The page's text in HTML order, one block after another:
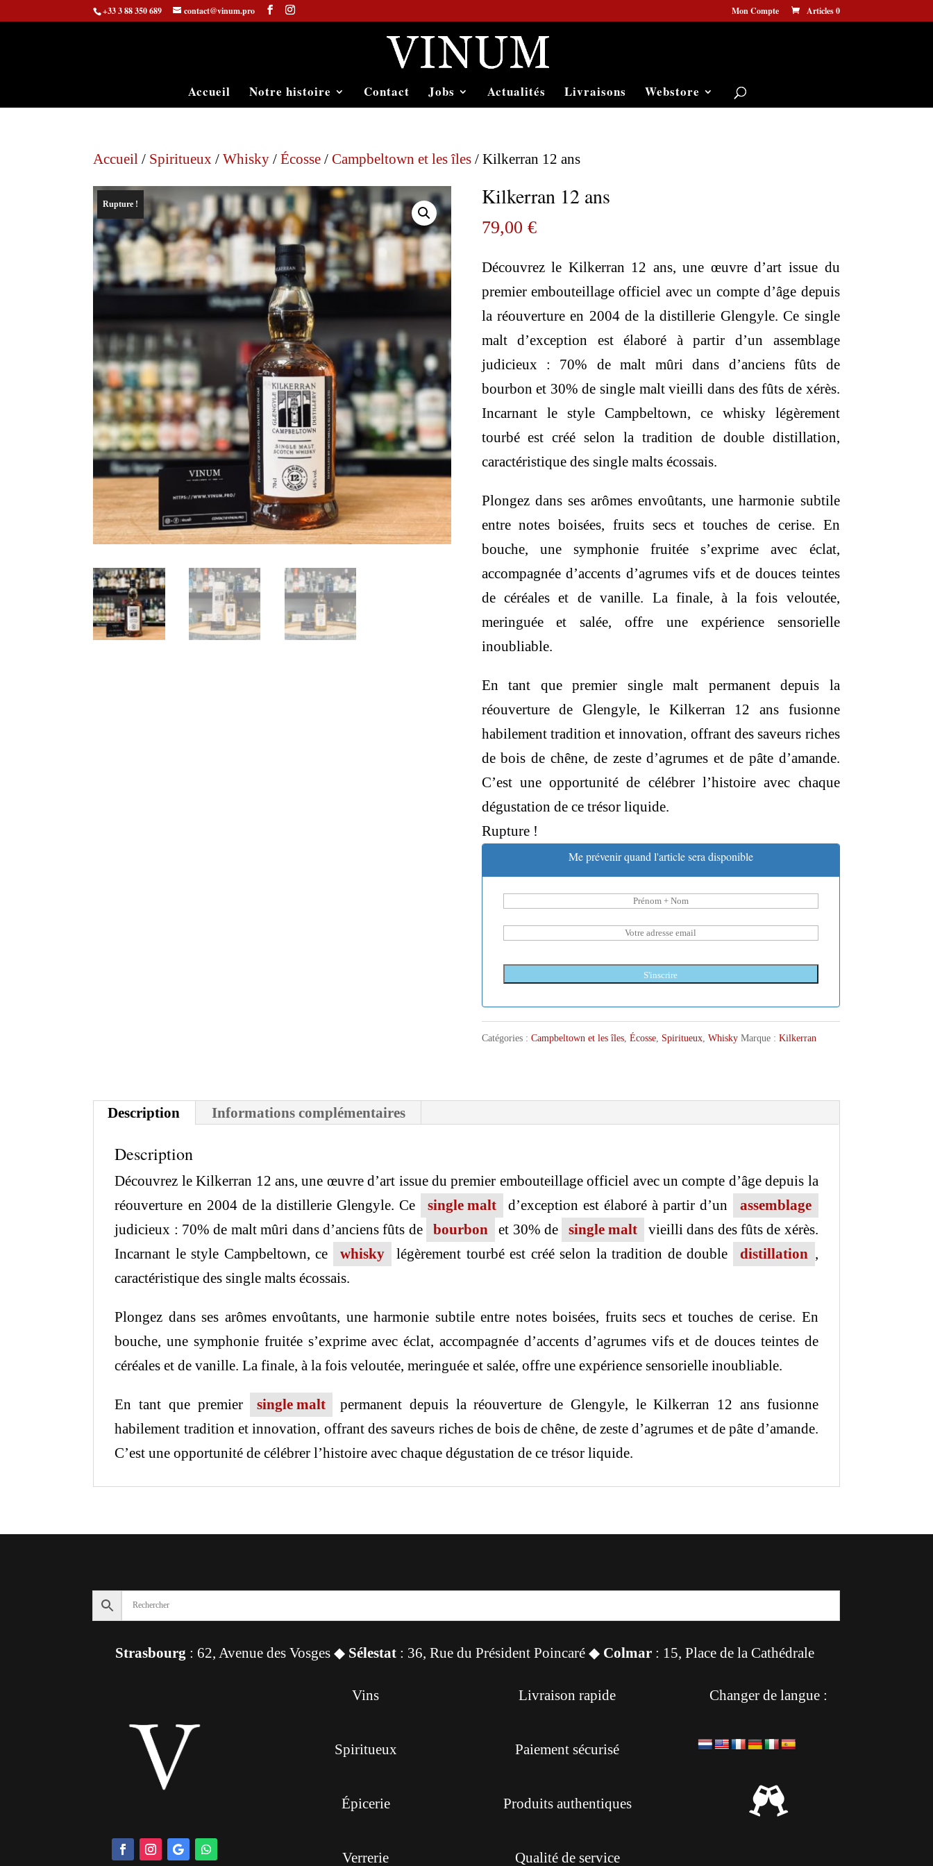
+33 3 88 350 689 contact@vinum.pro Mon Compte Articles 0
Accueil Notre histoire Contact Jobs Actualités Livraisons Webstore
Accueil / Spiritueux /Whisky /Écosse /Campbeltown et les îles / Kilkerran 12 ans
Rupture ! Kilkerran 12 ans
79,00 €
Découvrez le Kilkerran 12 ans, une œuvre d’art issue du
premier embouteillage officiel avec un compte d’âge depuis
la réouverture en 2004 de la distillerie Glengyle. Ce single
malt d’exception est élaboré à partir d’un assemblage
judicieux : 70% de malt mûri dans d’anciens fûts de
bourbon et 30% de single malt vieilli dans des fûts de xérès.
Incarnant le style Campbeltown, ce whisky légèrement
tourbé est créé selon la tradition de double distillation,
caractéristique des single malts écossais.
Plongez dans ses arômes envoûtants, une harmonie subtile
entre notes boisées, fruits secs et touches de cerise. En
bouche, une symphonie fruitée s’exprime avec éclat,
accompagnée d’accents d’agrumes vifs et de douces teintes
de céréales et de vanille. La finale, à la fois veloutée,
meringuée et salée, offre une expérience sensorielle
inoubliable.
En tant que premier single malt permanent depuis la
réouverture de Glengyle, le Kilkerran 12 ans fusionne
habilement tradition et innovation, offrant des saveurs riches
de bois de chêne, de zeste d’agrumes et de pâte d’amande.
C’est une opportunité de célébrer l’histoire avec chaque
dégustation de ce trésor liquide.
Rupture !
Me prévenir quand l'article sera disponible
S'inscrire
Catégories : Campbeltown et les îles, Écosse, Spiritueux, Whisky Marque : Kilkerran
Description Informations complémentaires
Description
Découvrez le Kilkerran 12 ans, une œuvre d’art issue du premier embouteillage officiel avec un compte d’âge depuis la
réouverture en 2004 de la distillerie Glengyle. Ce
single malt d’exception est élaboré à partir d’un
assemblage
judicieux : 70% de malt mûri dans d’anciens fûts de
bourbon et 30% de single malt
vieilli dans des fûts de xérès.
Incarnant le style Campbeltown, ce
whisky légèrement tourbé est créé selon la tradition de double distillation ,
caractéristique des single malts écossais.
Plongez dans ses arômes envoûtants, une harmonie subtile entre notes boisées, fruits secs et touches de cerise. En
bouche, une symphonie fruitée s’exprime avec éclat, accompagnée d’accents d’agrumes vifs et de douces teintes de
céréales et de vanille. La finale, à la fois veloutée, meringuée et salée, offre une expérience sensorielle inoubliable.
En tant que premier single malt
permanent depuis la réouverture de Glengyle, le Kilkerran 12 ans fusionne
habilement tradition et innovation, offrant des saveurs riches de bois de chêne, de zeste d’agrumes et de pâte d’amande.
C’est une opportunité de célébrer l’histoire avec chaque dégustation de ce trésor liquide.
Strasbourg : 62, Avenue des Vosges ◆ Sélestat : 36, Rue du Président Poincaré ◆ Colmar : 15, Place de la Cathédrale
Vins
Spiritueux
Épicerie
Verrerie
Livraison rapide
Paiement sécurisé
Produits authentiques
Qualité de service
Changer de langue :
